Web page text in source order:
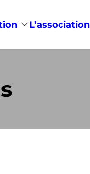
L’association